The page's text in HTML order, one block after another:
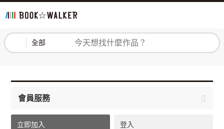
全部 登入 註冊
會員服務
立即加入 登入